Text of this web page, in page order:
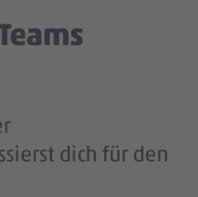
dich für den